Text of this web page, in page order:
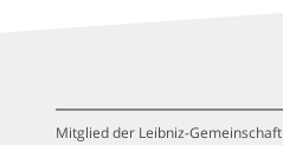
Mitglied der Leibniz-Gemeinschaft